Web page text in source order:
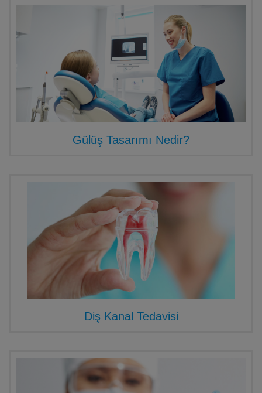
Gülüş Tasarımı Nedir?
Diş Kanal Tedavisi